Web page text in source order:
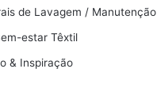
de Lavagem / Manutenção
estar Têxtil
& Inspiração